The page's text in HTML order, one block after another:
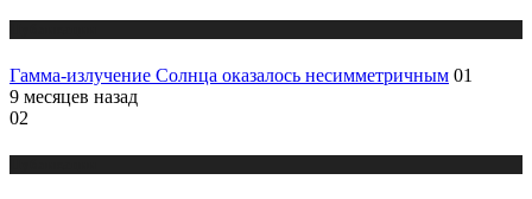
Гамма-излучение Солнца оказалось несимметричным 01
9 месяцев назад
02